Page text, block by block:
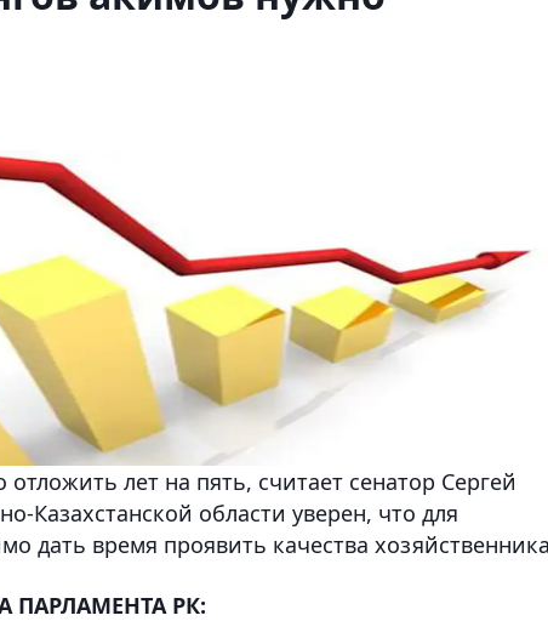
лет на пять, считает сенатор Сергей
Казахстанской области уверен, что для
дать время проявить качества
ПАРЛАМЕНТА РК: